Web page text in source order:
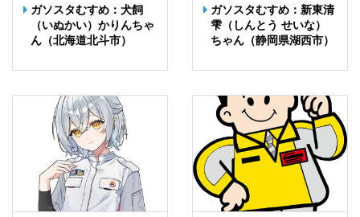
ガソスタむすめ：犬飼
（いぬかい）かりんちゃ
ん（北海道北斗市）
ガソスタむすめ：新東清
雫（しんとう せいな）
ちゃん（静岡県湖西市）